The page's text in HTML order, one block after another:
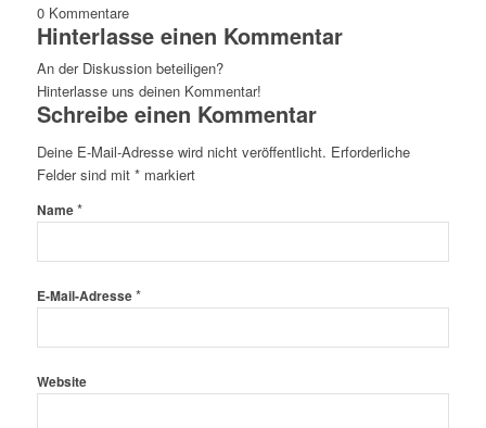
0 Kommentare
Hinterlasse einen Kommentar
An der Diskussion beteiligen?
Hinterlasse uns deinen Kommentar!
Schreibe einen Kommentar
Deine E-Mail-Adresse wird nicht veröffentlicht. Erforderliche
Felder sind mit *markiert
Name*
E-Mail-Adresse*
Website